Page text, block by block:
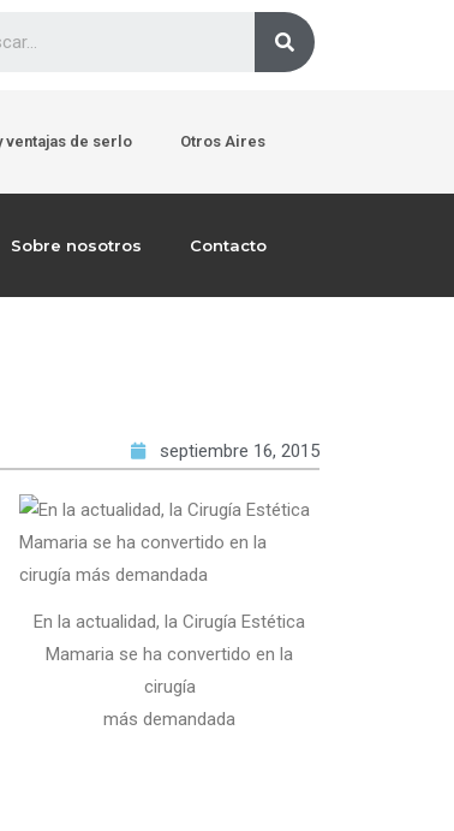
ventajas de serlo Otros Aires
Sobre nosotros Contacto
septiembre 16, 2015
En la actualidad, la Cirugía Estética
Mamaria se ha convertido en la
cirugía
más demandada